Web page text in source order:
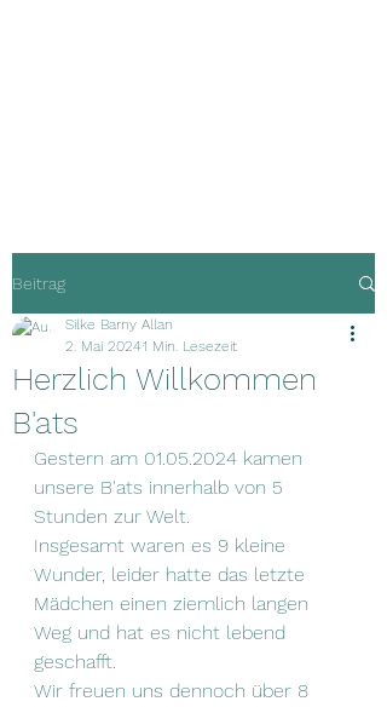
Beitrag
Herzlich Willkommen
B'ats
Silke Barny Allan
2. Mai 20241 Min. Lesezeit
Gestern am 01.05.2024 kamen
unsere B'ats innerhalb von 5
Stunden zur Welt.
Insgesamt waren es 9 kleine
Wunder, leider hatte das letzte
Mädchen einen ziemlich langen
Weg und hat es nicht lebend
geschafft.
Wir freuen uns dennoch über 8